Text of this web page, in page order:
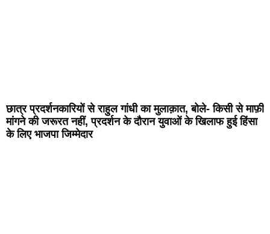
छात्र प्रदर्शनकारियों से राहुल गांधी का मुलाक़ात, बोले- किसी से माफ़ी
मांगने की जरूरत नहीं, प्रदर्शन के दौरान युवाओं के खिलाफ हुई हिंसा
के लिए भाजपा जिम्मेदार